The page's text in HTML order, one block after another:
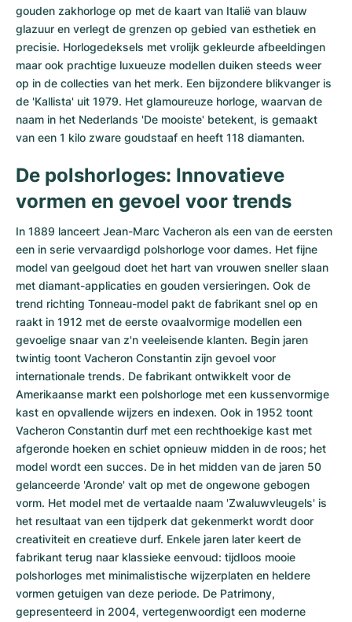
gouden zakhorloge op met de kaart van Italië van blauw
glazuur en verlegt de grenzen op gebied van esthetiek en
precisie. Horlogedeksels met vrolijk gekleurde afbeeldingen
maar ook prachtige luxueuze modellen duiken steeds weer
op in de collecties van het merk. Een bijzondere blikvanger is
de 'Kallista' uit 1979. Het glamoureuze horloge, waarvan de
naam in het Nederlands 'De mooiste' betekent, is gemaakt
van een 1 kilo zware goudstaaf en heeft 118 diamanten.
De polshorloges: Innovatieve
vormen en gevoel voor trends
In 1889 lanceert Jean-Marc Vacheron als een van de eersten
een in serie vervaardigd polshorloge voor dames. Het fijne
model van geelgoud doet het hart van vrouwen sneller slaan
met diamant-applicaties en gouden versieringen. Ook de
trend richting Tonneau-model pakt de fabrikant snel op en
raakt in 1912 met de eerste ovaalvormige modellen een
gevoelige snaar van z'n veeleisende klanten. Begin jaren
twintig toont Vacheron Constantin zijn gevoel voor
internationale trends. De fabrikant ontwikkelt voor de
Amerikaanse markt een polshorloge met een kussenvormige
kast en opvallende wijzers en indexen. Ook in 1952 toont
Vacheron Constantin durf met een rechthoekige kast met
afgeronde hoeken en schiet opnieuw midden in de roos; het
model wordt een succes. De in het midden van de jaren 50
gelanceerde 'Aronde' valt op met de ongewone gebogen
vorm. Het model met de vertaalde naam 'Zwaluwvleugels' is
het resultaat van een tijdperk dat gekenmerkt wordt door
creativiteit en creatieve durf. Enkele jaren later keert de
fabrikant terug naar klassieke eenvoud: tijdloos mooie
polshorloges met minimalistische wijzerplaten en heldere
vormen getuigen van deze periode. De Patrimony,
gepresenteerd in 2004, vertegenwoordigt een moderne